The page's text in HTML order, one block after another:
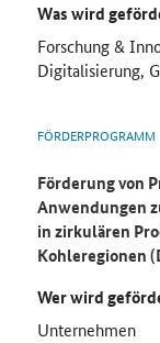
Was wird
Forschung &
Digitalisierung,
FÖRDERPROGRAMM
Förderung von
Anwendungen
in zirkulären
Kohleregionen
Wer wird
Unternehmen